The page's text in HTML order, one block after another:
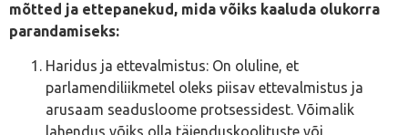
mõtted ja ettepanekud, mida võiks kaaluda olukorra
parandamiseks:
Haridus ja ettevalmistus: On oluline, et
parlamendiliikmetel oleks piisav ettevalmistus ja
arusaam seadusloome protsessidest. Võimalik